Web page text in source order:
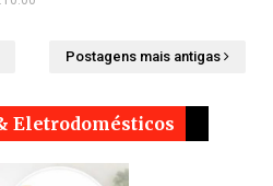
Postagens mais antigas
Eletrodomésticos